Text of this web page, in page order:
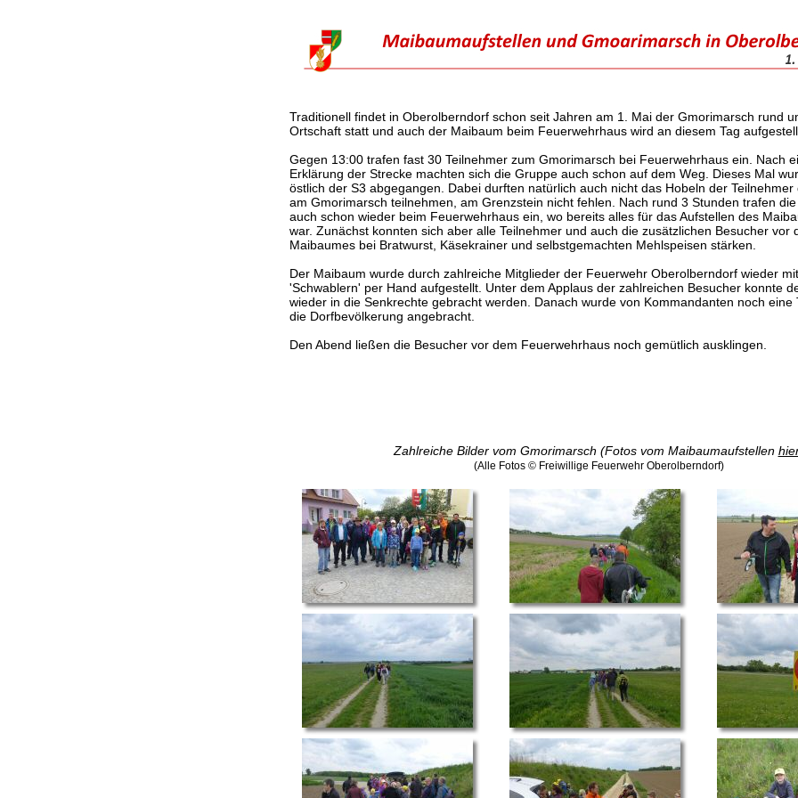
Traditionell findet in Oberolberndorf schon seit Jahren am 1. Mai der Gmorimarsch rund
Ortschaft statt und auch der Maibaum beim Feuerwehrhaus wird an diesem Tag
Gegen 13:00 trafen fast 30 Teilnehmer zum Gmorimarsch bei Feuerwehrhaus ein. Nach
Erklärung der Strecke machten sich die Gruppe auch schon auf dem Weg. Dieses Mal
östlich der S3 abgegangen. Dabei durften natürlich auch nicht das Hobeln der
am Gmorimarsch teilnehmen, am Grenzstein nicht fehlen. Nach rund 3 Stunden trafen
auch schon wieder beim Feuerwehrhaus ein, wo bereits alles für das Aufstellen des
war. Zunächst konnten sich aber alle Teilnehmer und auch die zusätzlichen Besucher vor
Maibaumes bei Bratwurst, Käsekrainer und selbstgemachten Mehlspeisen stärken.
Der Maibaum wurde durch zahlreiche Mitglieder der Feuerwehr Oberolberndorf wieder
'Schwablern' per Hand aufgestellt. Unter dem Applaus der zahlreichen Besucher konnte
wieder in die Senkrechte gebracht werden. Danach wurde von Kommandanten noch eine
die Dorfbevölkerung angebracht.
Den Abend ließen die Besucher vor dem Feuerwehrhaus noch gemütlich ausklingen.
Zahlreiche Bilder vom Gmorimarsch (Fotos vom Maibaumaufstellen
(Alle Fotos © Freiwillige Feuerwehr Oberolberndorf)